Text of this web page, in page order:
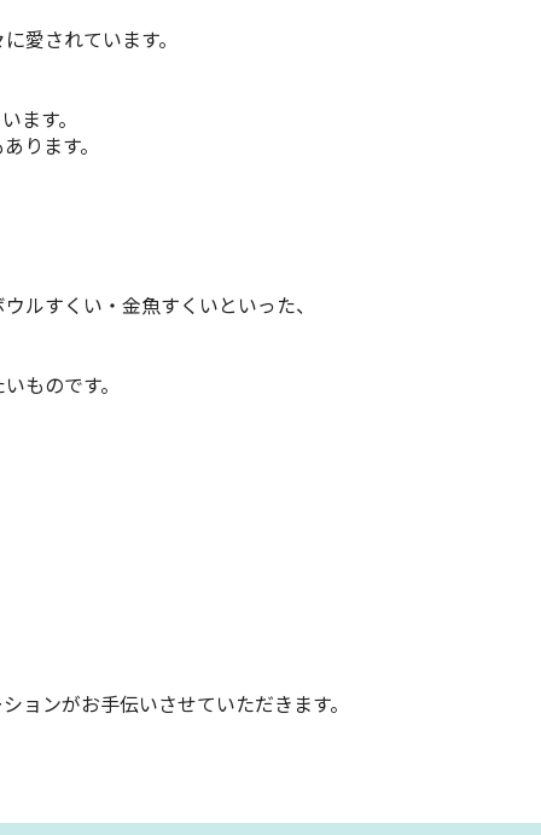
愛されています。
ます。
ります。
すくい・金魚すくいといった、
ものです。
ョンがお手伝いさせていただきます。